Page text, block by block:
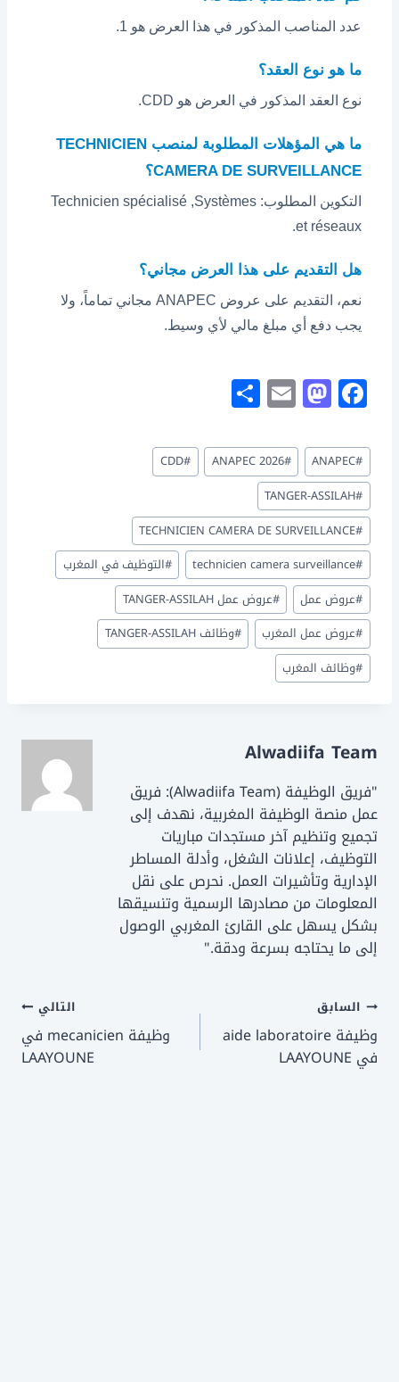
عدد المناصب المذكور في هذا العرض هو 1.
ما هو نوع العقد؟
نوع العقد المذكور في العرض هو CDD.
ما هي المؤهلات المطلوبة لمنصب TECHNICIEN
CAMERA DE SURVEILLANCE؟
التكوين المطلوب: Technicien spécialisé ,Systèmes
et réseaux.
هل التقديم على هذا العرض مجاني؟
نعم، التقديم على عروض ANAPEC مجاني تماماً، ولا
يجب دفع أي مبلغ مالي لأي وسيط.
F
a
c
e
b
o
o
k
M
a
st
o
d
o
n
E
m
ai
l
ar
e
وسوم
المقال:
#
ANAPEC
#
ANAPEC 2026
#
CDD
#
TANGER-ASSILAH
#
TECHNICIEN CAMERA DE SURVEILLANCE
#
technicien camera surveillance
#التوظيف في المغرب
#عروض عمل #عروض عمل TANGER-ASSILAH
#عروض عمل المغرب #وظائف TANGER-ASSILAH
#وظائف المغرب
Alwadiifa Team
"فريق الوظيفة (Alwadiifa Team): فريق
عمل منصة الوظيفة المغربية، نهدف إلى
تجميع وتنظيم آخر مستجدات مباريات
التوظيف، إعلانات الشغل، وأدلة المساطر
الإدارية وتأشيرات العمل. نحرص على نقل
المعلومات من مصادرها الرسمية وتنسيقها
بشكل يسهل على القارئ المغربي الوصول
إلى ما يحتاجه بسرعة ودقة."
تصفّح
المقالات
السابق
وظيفة aide laboratoire
في LAAYOUNE
التالي
وظيفة mecanicien في
LAAYOUNE